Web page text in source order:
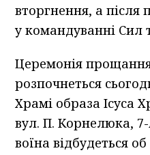
вторгнення, а після
у командуванні Сил
Церемонія
розпочнеться
Храмі образа Ісуса
вул. П. Корнелюка,
воїна відбудеться